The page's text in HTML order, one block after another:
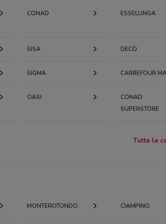
CONAD ESSELUNGA
SISA DECÒ
SIGMA CARREFOUR
OASI
CONAD
SUPERSTORE
Tutte le
MONTEROTONDO CIAMPINO